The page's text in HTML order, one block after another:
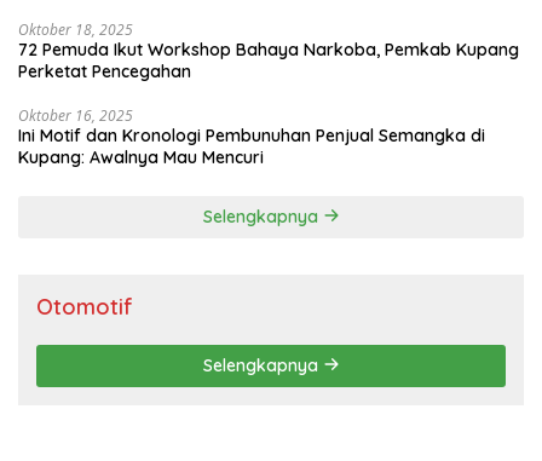
Oktober 18, 2025
72 Pemuda Ikut Workshop Bahaya Narkoba, Pemkab Kupang
Perketat Pencegahan
Oktober 16, 2025
Ini Motif dan Kronologi Pembunuhan Penjual Semangka di
Kupang: Awalnya Mau Mencuri
Selengkapnya
Otomotif
Selengkapnya